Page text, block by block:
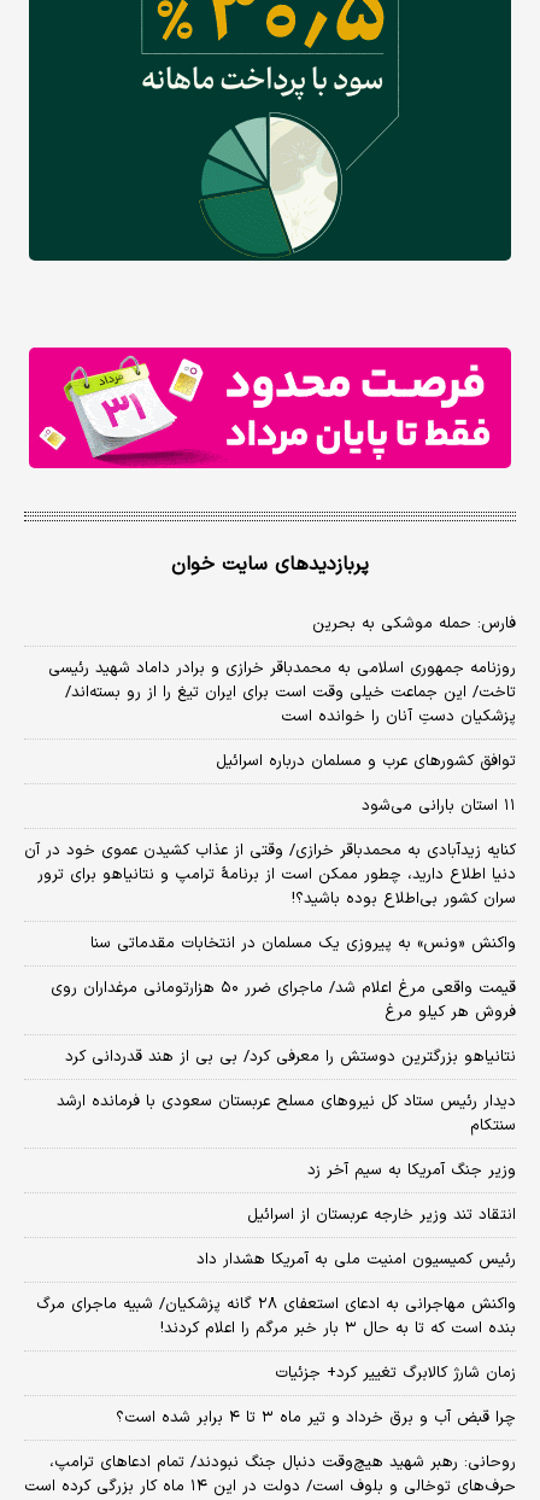
پربازدیدهای سایت خوان
فارس: حمله موشکی به بحرین
روزنامه جمهوری اسلامی به محمدباقر خرازی و برادر داماد شهید رئیسی
تاخت/ این جماعت خیلی وقت است برای ایران تیغ را از رو بسته‌اند/
پزشکیان دستِ آنان را خوانده است
توافق کشورهای عرب و مسلمان درباره اسرائیل
۱۱ استان بارانی می‌شود
کنایه زیدآبادی به محمدباقر خرازی/ وقتی از عذاب کشیدن عموی خود در آن
دنیا اطلاع دارید، چطور ممکن است از برنامهٔ ترامپ و نتانیاهو برای ترور
سران کشور بی‌اطلاع بوده باشید؟!
واکنش «ونس» به پیروزی یک مسلمان در انتخابات مقدماتی سنا
قیمت واقعی مرغ اعلام شد/ ماجرای ضرر ۵۰ هزارتومانی مرغداران روی
فروش هر کیلو مرغ
نتانیاهو بزرگترین دوستش را معرفی کرد/ بی بی از هند قدردانی کرد
دیدار رئیس ستاد کل نیروهای مسلح عربستان سعودی با فرمانده ارشد
سنتکام
وزیر جنگ آمریکا به سیم آخر زد
انتقاد تند وزیر خارجه عربستان از اسرائیل
رئیس کمیسیون امنیت ملی به آمریکا هشدار داد
واکنش مهاجرانی به ادعای استعفای ۲۸ گانه پزشکیان/ شبیه ماجرای مرگ
بنده است که تا به حال ۳ بار خبر مرگم را اعلام کردند!
زمان شارژ کالابرگ تغییر کرد+ جزئیات
چرا قبض آب و برق خرداد و تیر ماه ۳ تا ۴ برابر شده است؟
روحانی: رهبر شهید هیچ‌وقت دنبال جنگ نبودند/ تمام ادعاهای ترامپ،
حرف‌های توخالی و بلوف است/ دولت در این ۱۴ ماه کار بزرگی کرده است